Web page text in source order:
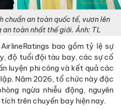
chuẩn an toàn quốc tế, vươn lên
an toàn nhất thế giới. Ảnh: TL
bao gồm tỷ lệ sự
độ tuổi đội tàu bay, các sự cố
luyện phi công và kết quả các
Năm 2026, tổ chức này đặc
ngừa nhiễu động, nguyên
trên chuyến bay hiện nay.